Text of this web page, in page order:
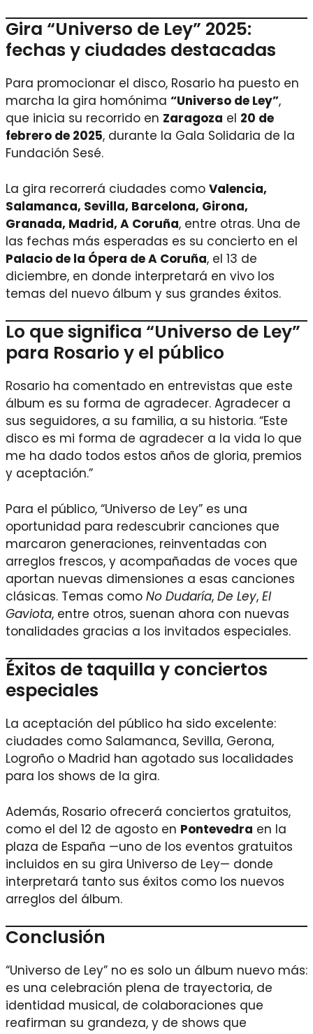
Gira “Universo de Ley” 2025:
fechas y ciudades destacadas
Para promocionar el disco, Rosario ha puesto en
marcha la gira homónima “Universo de Ley”,
que inicia su recorrido en Zaragoza el 20 de
febrero de 2025, durante la Gala Solidaria de la
Fundación Sesé.
La gira recorrerá ciudades como Valencia,
Salamanca, Sevilla, Barcelona, Girona,
Granada, Madrid, A Coruña, entre otras. Una de
las fechas más esperadas es su concierto en el
Palacio de la Ópera de A Coruña, el 13 de
diciembre, en donde interpretará en vivo los
temas del nuevo álbum y sus grandes éxitos.
Lo que significa “Universo de Ley”
para Rosario y el público
Rosario ha comentado en entrevistas que este
álbum es su forma de agradecer. Agradecer a
sus seguidores, a su familia, a su historia. “Este
disco es mi forma de agradecer a la vida lo que
me ha dado todos estos años de gloria, premios
y aceptación.”
Para el público, “Universo de Ley” es una
oportunidad para redescubrir canciones que
marcaron generaciones, reinventadas con
arreglos frescos, y acompañadas de voces que
aportan nuevas dimensiones a esas canciones
clásicas. Temas como No Dudaría, De Ley, El
Gaviota, entre otros, suenan ahora con nuevas
tonalidades gracias a los invitados especiales.
Éxitos de taquilla y conciertos
especiales
La aceptación del público ha sido excelente:
ciudades como Salamanca, Sevilla, Gerona,
Logroño o Madrid han agotado sus localidades
para los shows de la gira.
Además, Rosario ofrecerá conciertos gratuitos,
como el del 12 de agosto en Pontevedra en la
plaza de España —uno de los eventos gratuitos
incluidos en su gira Universo de Ley— donde
interpretará tanto sus éxitos como los nuevos
arreglos del álbum.
Conclusión
“Universo de Ley” no es solo un álbum nuevo más:
es una celebración plena de trayectoria, de
identidad musical, de colaboraciones que
reafirman su grandeza, y de shows que